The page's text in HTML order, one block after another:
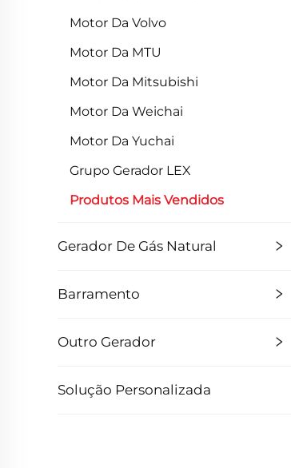
Motor Da Volvo
Motor Da MTU
Motor Da Mitsubishi
Motor Da Weichai
Motor Da Yuchai
Grupo Gerador LEX
Produtos Mais Vendidos
Gerador De Gás Natural
Barramento
Outro Gerador
Solução Personalizada